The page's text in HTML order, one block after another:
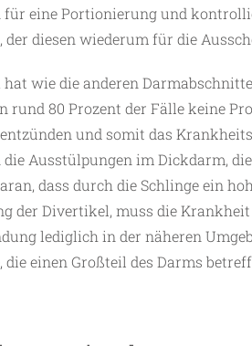
für eine Portionierung und
der diesen wiederum für die
hat wie die anderen
rund 80 Prozent der Fälle keine
und somit das
die Ausstülpungen im Dickdarm,
dass durch die Schlinge ein
der Divertikel, muss die
lediglich in der näheren
die einen Großteil des Darms